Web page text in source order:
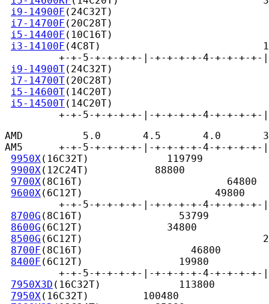
i9-14900F (24C32T)
i7-14700F (20C28T)
i5-14400F (10C16T)
i3-14100F (4C8T)
+-+-5-+-+-+-+-|-+-+-+-+-4-+-+-+-
i9-14900T(24C32T)
i7-14700T(20C28T)
i5-14600T(14C20T)
i5-14500T
+-+-5-+-+-+-+-|-+-+-+-+-4-+-+-+-
AMD          5.0       4.5       4.0
AM5      +-+-5-+-+-+-+-|-+-+-+-+-4-+-+-+-+-|-
9950X (16C32T)             119799
9900X (12C24T)           88800
9700X (8C16T)                        64800
9600X (6C12T)                      49800
+-+-5-+-+-+-+-|-+-+-+-+-4-+-+-+-
8700G (8C16T)                53799
8600G (6C12T)              34800
8500G (6C12T)
8700F (8C16T)                  46800
8400F (6C12T)                19980
+-+-5-+-+-+-+-|-+-+-+-+-4-+-+-+-
7950X3D (16C32T)             113800
7950X (16C32T)         100480